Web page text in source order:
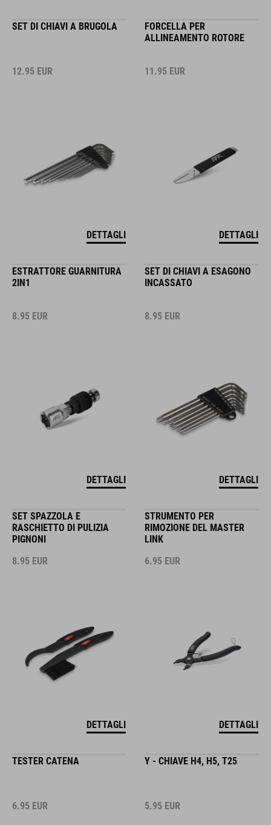
SET DI CHIAVI A BRUGOLA
12.95 EUR
DETTAGLI
FORCELLA PER
ALLINEAMENTO ROTORE
11.95 EUR
DETTAGLI
ESTRATTORE GUARNITURA
2IN1
8.95 EUR
DETTAGLI
SET DI CHIAVI A ESAGONO
INCASSATO
8.95 EUR
DETTAGLI
SET SPAZZOLA E
RASCHIETTO DI PULIZIA
PIGNONI
8.95 EUR
DETTAGLI
STRUMENTO PER
RIMOZIONE DEL MASTER
LINK
6.95 EUR
DETTAGLI
TESTER CATENA
6.95 EUR
Y - CHIAVE H4, H5, T25
5.95 EUR